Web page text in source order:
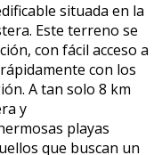
situada en la
Este terreno se
con fácil acceso a
con los
A tan solo 8 km
y
playas
que buscan un